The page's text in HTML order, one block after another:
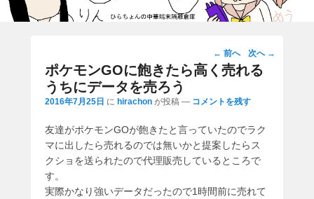
投
稿
ビ
ー
シ
ョ
← 前へ 次へ →
ポケモンGOに飽きたら高く売れる
うちにデータを売ろう
2016年7月25日 に hirachon が投稿 — コメントを残す
友達がポケモンGOが飽きたと言っていたのでラク
マに出したら売れるのでは無いかと提案したらス
クショを送られたので代理販売しているところで
す。
実際かなり強いデータだったので1時間前に売れて